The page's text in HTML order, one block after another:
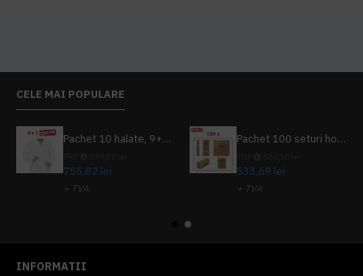
CELE MAI POPULARE
Pachet 10 halate, 9+1 gratuit
755,82 lei
+ TVA
Pachet 100 seturi hoteliere, set dentar, set barbierit, casca de dus, pila unghii, set cusut
533,69 lei
+ TVA
INFORMATII